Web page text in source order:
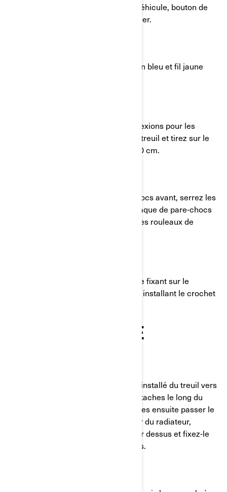
ensuite le treuil du côté gauche du véhicule, bouton de
commande de l’embrayage en premier.
Branchez les fils ; fil bleu avec goujon bleu et fil jaune
Appliquez de la graisse sur les connexions pour les
étanchéifier, libérez l’embrayage du treuil et tirez sur le
câble pour qu’il dépasse d’environ 30 cm.
Fixez le treuil à la plaque de pare-chocs avant, serrez les
vis et insérez le câble à travers la plaque de pare-chocs
avant en utilisant le trou existant et les rouleaux de
Installez le guide-câble du treuil en le fixant sur le
véhicule, en serrant les écrous et en installant le crochet
CÂBLAGE DU SOLÉNOÏDE
Déplacez le faisceau électrique pré-installé du treuil vers
le solénoïde, en le fixant avec des attaches le long du
châssis et du faisceau principal. Faites ensuite passer le
câble du treuil à travers le déflecteur du radiateur,
acheminez le faisceau électrique par dessus et fixez-le
avec les deux attaches pré-installées.